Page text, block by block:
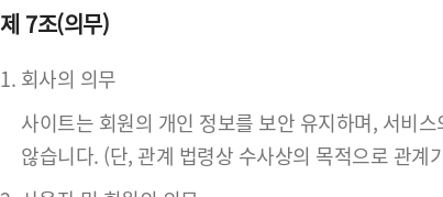
제 7조(의무)
1. 회사의 의무
사이트는 회원의 개인 정보를 보안 유지하며, 서비
않습니다. (단, 관계 법령상 수사상의 목적으로 관